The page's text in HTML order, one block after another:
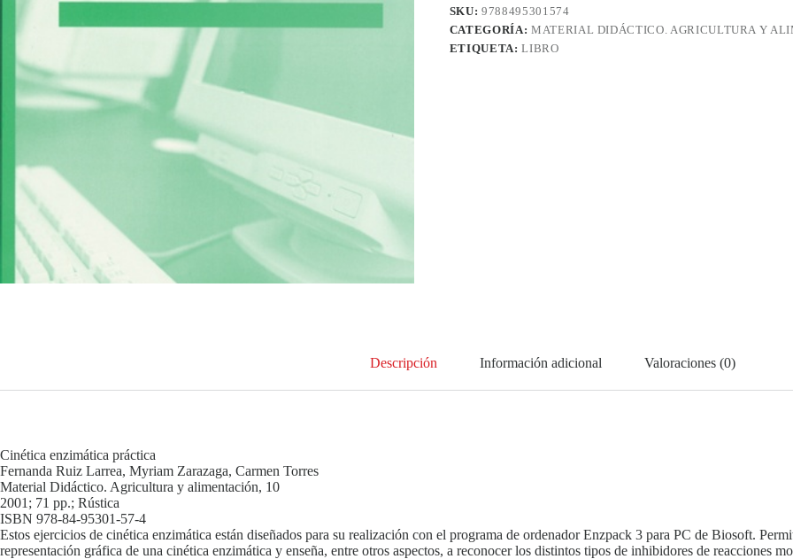
SKU:9788495301574
CATEGORÍA: MATERIAL DIDÁCTICO. AGRICULTURA Y
ETIQUETA:LIBRO
Descripción Información adicional Valoraciones (0)
Cinética enzimática práctica
Fernanda Ruiz Larrea, Myriam Zarazaga, Carmen Torres
Material Didáctico. Agricultura y alimentación, 10
2001; 71 pp.; Rústica
ISBN 978-84-95301-57-4
Estos ejercicios de cinética enzimática están diseñados para su realización con el programa de ordenador Enzpack 3 para PC de Biosoft.
representación gráfica de una cinética enzimática y enseña, entre otros aspectos, a reconocer los distintos tipos de inhibidores de reacciones